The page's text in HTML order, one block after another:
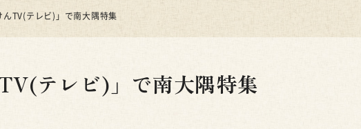
んTV(テレビ)」で南大隅特集
テレビ)」で南大隅特集